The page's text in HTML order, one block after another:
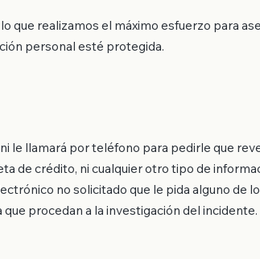
que realizamos el máximo esfuerzo para
personal esté protegida.
le llamará por teléfono para pedirle que
de crédito, ni cualquier otro tipo de
no solicitado que le pida alguno de
que procedan a la investigación del incidente.